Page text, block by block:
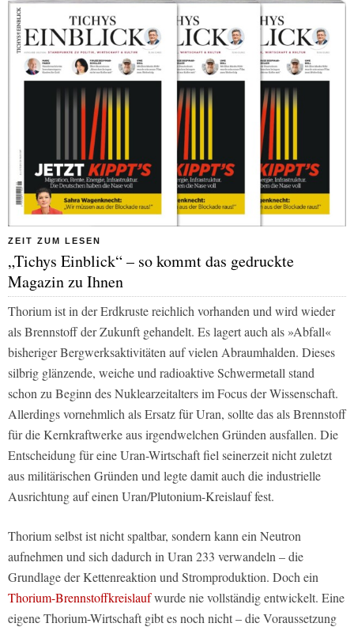
ZEIT ZUM LESEN
„Tichys Einblick“ – so kommt das gedruckte
Magazin zu Ihnen
Thorium ist in der Erdkruste reichlich vorhanden und wird wieder
als Brennstoff der Zukunft gehandelt. Es lagert auch als »Abfall«
bisheriger Bergwerksaktivitäten auf vielen Abraumhalden. Dieses
silbrig glänzende, weiche und radioaktive Schwermetall stand
schon zu Beginn des Nuklearzeitalters im Focus der Wissenschaft.
Allerdings vornehmlich als Ersatz für Uran, sollte das als Brennstoff
für die Kernkraftwerke aus irgendwelchen Gründen ausfallen. Die
Entscheidung für eine Uran-Wirtschaft fiel seinerzeit nicht zuletzt
aus militärischen Gründen und legte damit auch die industrielle
Ausrichtung auf einen Uran/Plutonium-Kreislauf fest.
Thorium selbst ist nicht spaltbar, sondern kann ein Neutron
aufnehmen und sich dadurch in Uran 233 verwandeln – die
Grundlage der Kettenreaktion und Stromproduktion. Doch ein
Thorium-Brennstoffkreislaufwurde nie vollständig entwickelt. Eine
eigene Thorium-Wirtschaft gibt es noch nicht – die Voraussetzung